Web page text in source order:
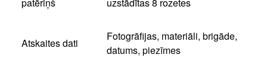
patēriņš
uzstādītas 8 rozetes
Atskaites dati
Fotogrāfijas, materiāli, brigāde,
datums, piezīmes